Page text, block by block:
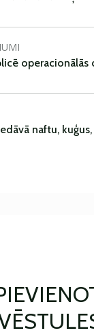
operacionālās
naftu,